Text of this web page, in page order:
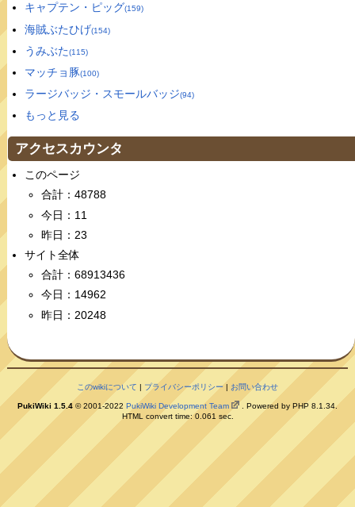
キャプテン・ピッグ(159)
海賊ぶたひげ(154)
うみぶた(115)
マッチョ豚(100)
ラージバッジ・スモールバッジ(94)
もっと見る
アクセスカウンタ
このページ
合計：48788
今日：11
昨日：23
サイト全体
合計：68913436
今日：14962
昨日：20248
このwikiについて | プライバシーポリシー| お問い合わせ
PukiWiki 1.5.4 © 2001-2022 PukiWiki Development Team
. Powered by PHP 8.1.34.
HTML convert time: 0.061 sec.